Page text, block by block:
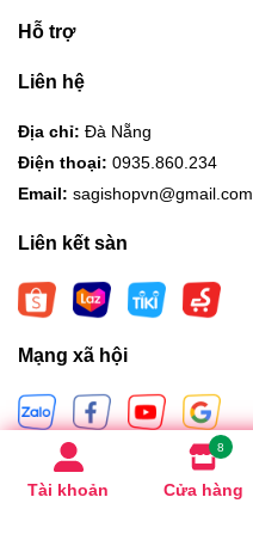
Tài khoản
8
Cửa hàng
Hỗ trợ
Liên hệ
Địa chỉ: Đà Nẵng
Điện thoại: 0935.860.234
Email: sagishopvn@gmail.com
Liên kết sàn
Mạng xã hội
Hình thức thanh toán